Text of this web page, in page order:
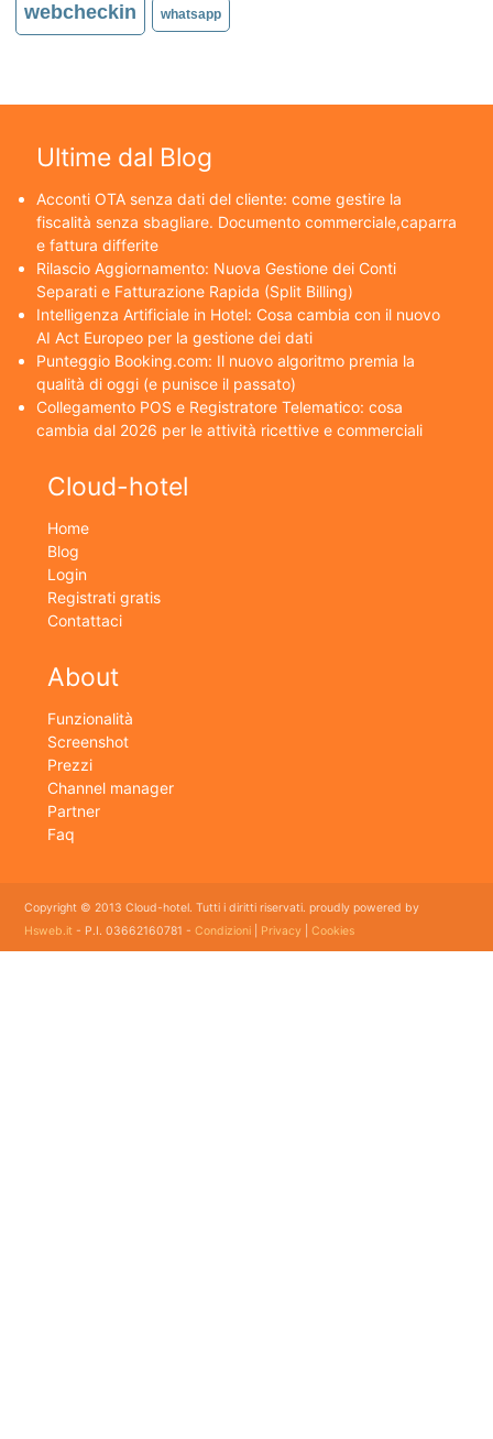
webcheckin whatsapp
Ultime dal Blog
Acconti OTA senza dati del cliente: come gestire la
fiscalità senza sbagliare. Documento commerciale,caparra
e fattura differite
Rilascio Aggiornamento: Nuova Gestione dei Conti
Separati e Fatturazione Rapida (Split Billing)
Intelligenza Artificiale in Hotel: Cosa cambia con il nuovo
AI Act Europeo per la gestione dei dati
Punteggio Booking.com: Il nuovo algoritmo premia la
qualità di oggi (e punisce il passato)
Collegamento POS e Registratore Telematico: cosa
cambia dal 2026 per le attività ricettive e commerciali
Cloud-hotel
Home
Blog
Login
Registrati gratis
Contattaci
About
Funzionalità
Screenshot
Prezzi
Channel manager
Partner
Faq
Copyright © 2013 Cloud-hotel. Tutti i diritti riservati. proudly powered by
Hsweb.it - P.I. 03662160781 -Condizioni Privacy |Cookies